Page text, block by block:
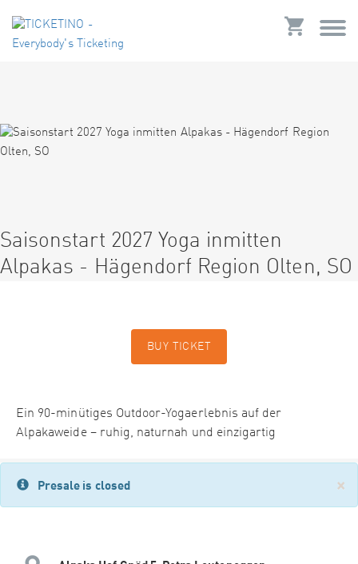
Saisonstart 2027 Yoga inmitten
Alpakas - Hägendorf Region Olten, SO
BUY TICKET
Ein 90-minütiges Outdoor-Yogaerlebnis auf der
Alpakaweide – ruhig, naturnah und einzigartig
×
Presale is closed